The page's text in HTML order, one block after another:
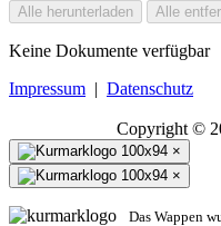
Alle herunterladen Alle
Keine Dokumente verfügbar
Impressum | Datenschutz
Copyright ©
×
×
Das Wappen